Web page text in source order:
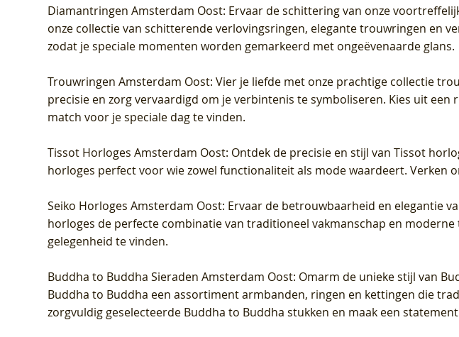
Diamantringen Amsterdam Oost: Ervaar de schittering van onze
onze collectie van schitterende verlovingsringen, elegante trouwringen en
zodat je speciale momenten worden gemarkeerd met ongeëvenaarde glans.
Trouwringen Amsterdam Oost: Vier je liefde met onze prachtige collectie
precisie en zorg vervaardigd om je verbintenis te symboliseren. Kies uit
match voor je speciale dag te vinden.
Tissot Horloges Amsterdam Oost: Ontdek de precisie en stijl van Tissot
horloges perfect voor wie zowel functionaliteit als mode waardeert. Verken
Seiko Horloges Amsterdam Oost: Ervaar de betrouwbaarheid en elegantie
horloges de perfecte combinatie van traditioneel vakmanschap en
gelegenheid te vinden.
Buddha to Buddha Sieraden Amsterdam Oost: Omarm de unieke stijl van
Buddha to Buddha een assortiment armbanden, ringen en kettingen die
zorgvuldig geselecteerde Buddha to Buddha stukken en maak een